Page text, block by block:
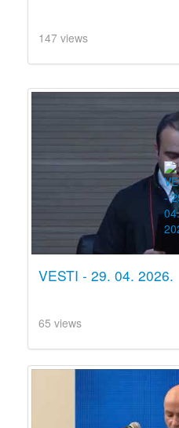
147 views
VESTI - 29. 04. 2026.
65 views